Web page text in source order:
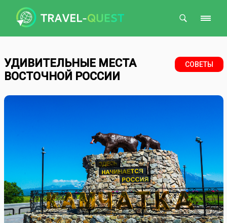
Поиск
УДИВИТЕЛЬНЫЕ МЕСТА
ВОСТОЧНОЙ РОССИИ
СОВЕТЫ